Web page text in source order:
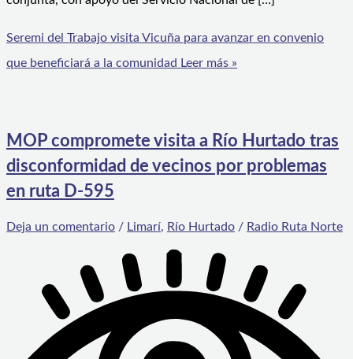
Seremi del Trabajo visita Vicuña para avanzar en convenio
que beneficiará a la comunidad Leer más »
MOP compromete visita a Río Hurtado tras
disconformidad de vecinos por problemas
en ruta D-595
Deja un comentario / Limarí, Río Hurtado / Radio Ruta Norte